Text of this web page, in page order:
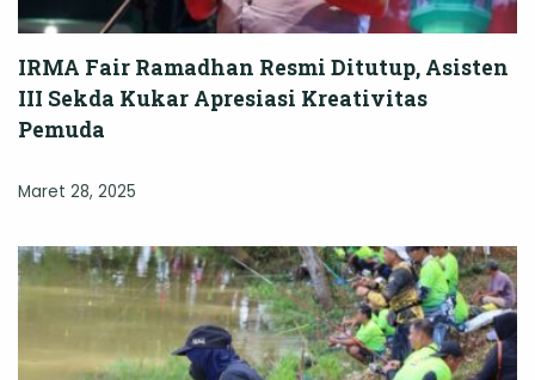
IRMA Fair Ramadhan Resmi Ditutup, Asisten
III Sekda Kukar Apresiasi Kreativitas
Pemuda
Maret 28, 2025